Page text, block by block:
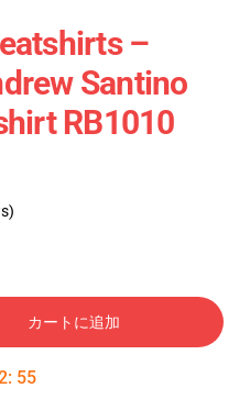
–
Santino
RB1010
カートに追加
: 54